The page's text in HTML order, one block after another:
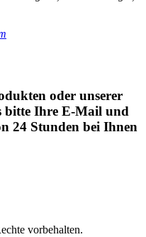
oder unserer
bitte Ihre E-Mail und
24 Stunden bei Ihnen
vorbehalten.